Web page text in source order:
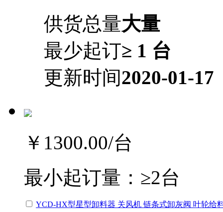
供货总量大量
最少起订≥ 1 台
更新时间2020-01-17
￥1300.00/台
最小起订量： ≥2台
YCD-HX型星型卸料器 关风机 链条式卸灰阀 叶轮给